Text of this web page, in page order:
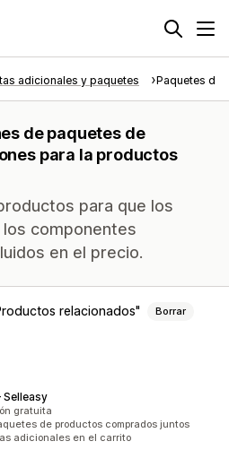
adicionales y paquetes Paquetes de
de paquetes de
para la productos
para que los
componentes
en el precio.
relacionados Borrar
gratuita
de productos comprados juntos
adicionales en el carrito